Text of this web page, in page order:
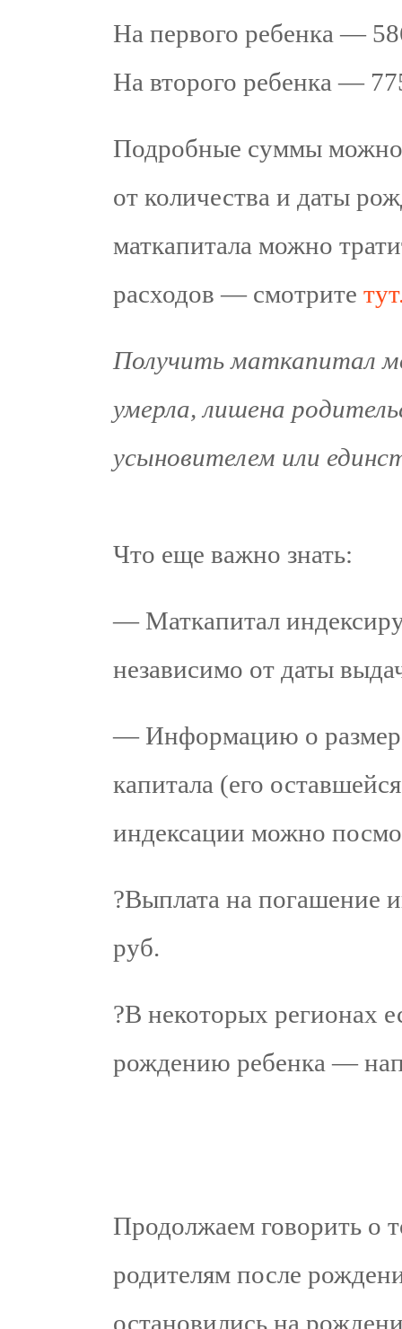
На первого ребенка —
На второго ребенка —
Подробные суммы
от количества и даты
маткапитала можно
расходов — смотрите
Получить маткапитал
умерла, лишена
усыновителем или
Что еще важно знать:
— Маткапитал
независимо от даты
— Информацию о
капитала (его
индексации можно
?Выплата на погашение
руб.
?В некоторых регионах
рождению ребенка —
Продолжаем говорить о
родителям после
остановились на